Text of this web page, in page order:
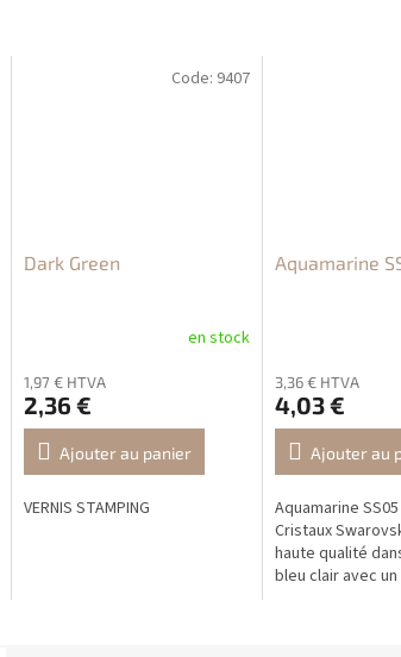
Dark Green
en stock
1,97 € HTVA
2,36 €
Ajouter au panier
VERNIS STAMPING
Code: 9407
Aquamarine
3,36 € HTVA
4,03 €
Ajouter au
Aquamarine
Cristaux
haute qualité
bleu clair avec